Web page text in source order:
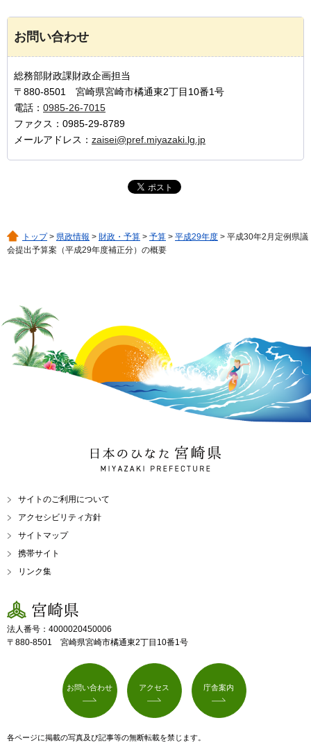
お問い合わせ
総務部財政課財政企画担当
〒880-8501 宮崎県宮崎市橘通東2丁目10番1号
電話： 0985-26-7015
ファクス：0985-29-8789
メールアドレス： zaisei@pref.miyazaki.lg.jp
トップ> 県政情報 > 財政・予算 > 予算 > 平成29年度 > 平成30年2月定例県議
会提出予算案（平成29年度補正分）の概要
日本のひなた 宮崎県
MIYAZAKI PREFECTURE
サイトのご利用について
アクセシビリティ方針
サイトマップ
携帯サイト
リンク集
宮崎県
法人番号：4000020450006
〒880-8501 宮崎県宮崎市橘通東2丁目10番1号
お問い合わせ アクセス 庁舎案内
各ページに掲載の写真及び記事等の無断転載を禁じます。